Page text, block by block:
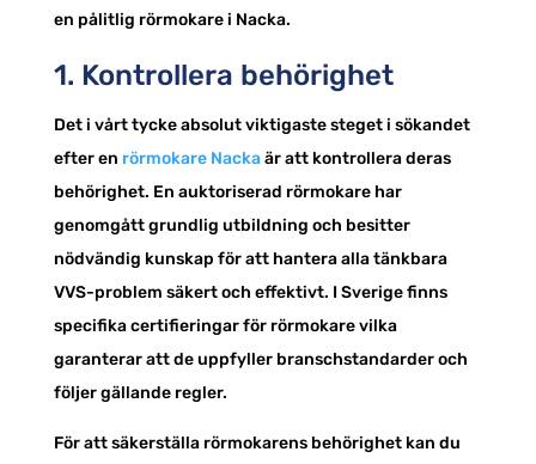
en pålitlig rörmokare i Nacka.
1. Kontrollera behörighet
Det i vårt tycke absolut viktigaste steget i sökandet
efter en rörmokare Nackaär att kontrollera deras
behörighet. En auktoriserad rörmokare har
genomgått grundlig utbildning och besitter
nödvändig kunskap för att hantera alla tänkbara
VVS-problem säkert och effektivt. I Sverige finns
specifika certifieringar för rörmokare vilka
garanterar att de uppfyller branschstandarder och
följer gällande regler.
För att säkerställa rörmokarens behörighet kan du